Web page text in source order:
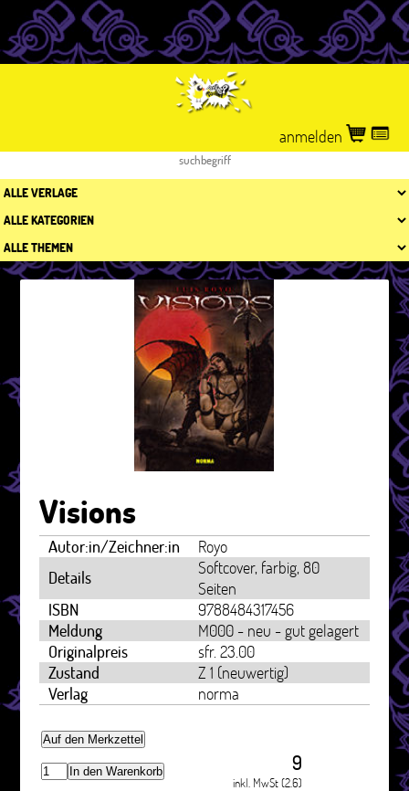
anmelden
Visions
Autor:in/Zeichner:in
Royo
Details
Softcover, farbig, 80
Seiten
ISBN
9788484317456
Meldung
M000 - neu - gut gelagert
Originalpreis
sfr. 23.00
Zustand
Z 1 (neuwertig)
Verlag
norma
Auf den Merkzettel
In den Warenkorb 9
inkl. MwSt (2.6)